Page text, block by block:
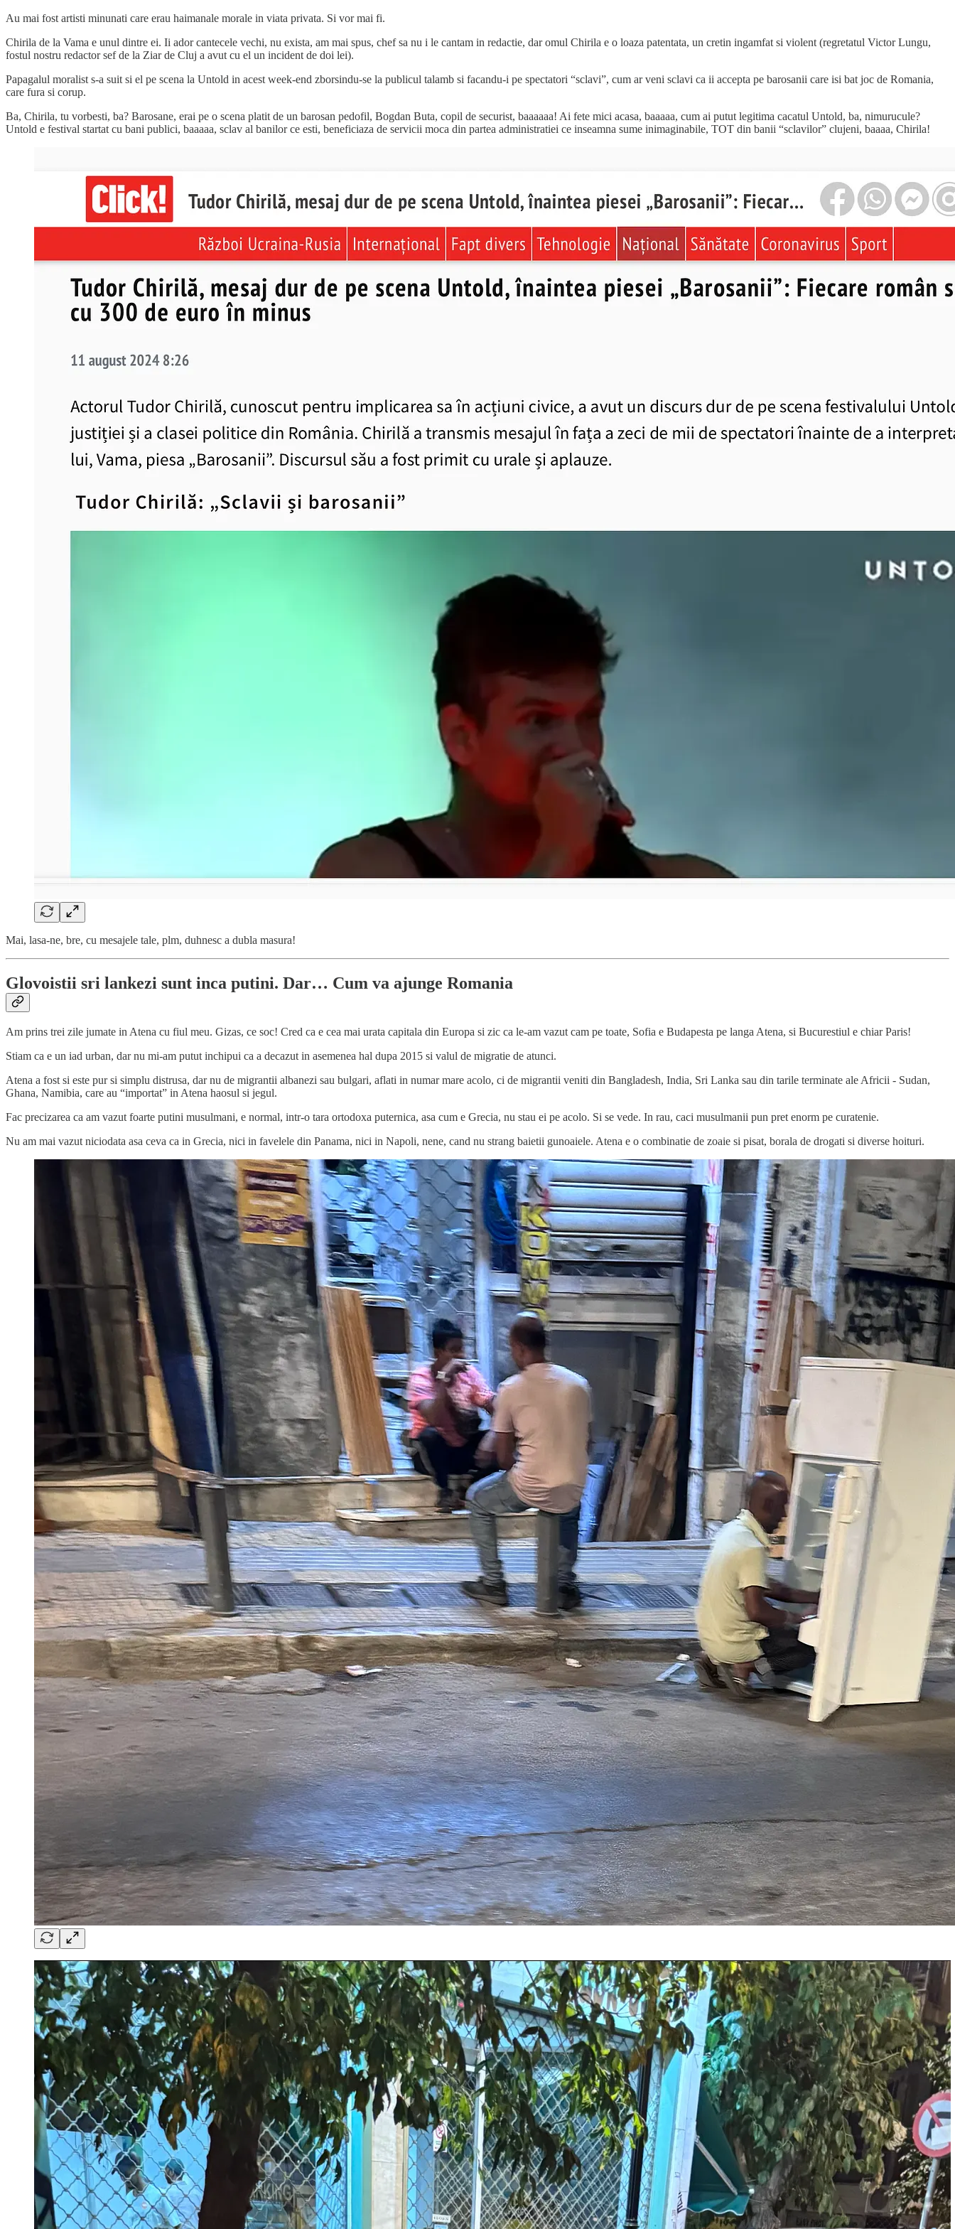
Au mai fost artisti minunati care erau haimanale morale in viata privata. Si vor mai fi.
Chirila de la Vama e unul dintre ei. Ii ador cantecele vechi, nu exista, am mai spus, chef sa nu i le cantam in redactie, dar omul Chirila e o loaza patentata, un cretin ingamfat si violent (regretatul Victor Lungu,
fostul nostru redactor sef de la Ziar de Cluj a avut cu el un incident de doi lei).
Papagalul moralist s-a suit si el pe scena la Untold in acest week-end zborsindu-se la publicul talamb si facandu-i pe spectatori “sclavi”, cum ar veni sclavi ca ii accepta pe barosanii care isi bat joc de Romania,
care fura si corup.
Ba, Chirila, tu vorbesti, ba? Barosane, erai pe o scena platit de un barosan pedofil, Bogdan Buta, copil de securist, baaaaaa! Ai fete mici acasa, baaaaa, cum ai putut legitima cacatul Untold, ba, nimurucule?
Untold e festival startat cu bani publici, baaaaa, sclav al banilor ce esti, beneficiaza de servicii moca din partea administratiei ce inseamna sume inimaginabile, TOT din banii “sclavilor” clujeni, baaaa, Chirila!
Mai, lasa-ne, bre, cu mesajele tale, plm, duhnesc a dubla masura!
Glovoistii sri lankezi sunt inca putini. Dar… Cum va ajunge Romania
Am prins trei zile jumate in Atena cu fiul meu. Gizas, ce soc! Cred ca e cea mai urata capitala din Europa si zic ca le-am vazut cam pe toate, Sofia e Budapesta pe langa Atena, si Bucurestiul e chiar Paris!
Stiam ca e un iad urban, dar nu mi-am putut inchipui ca a decazut in asemenea hal dupa 2015 si valul de migratie de atunci.
Atena a fost si este pur si simplu distrusa, dar nu de migrantii albanezi sau bulgari, aflati in numar mare acolo, ci de migrantii veniti din Bangladesh, India, Sri Lanka sau din tarile terminate ale Africii - Sudan,
Ghana, Namibia, care au “importat” in Atena haosul si jegul.
Fac precizarea ca am vazut foarte putini musulmani, e normal, intr-o tara ortodoxa puternica, asa cum e Grecia, nu stau ei pe acolo. Si se vede. In rau, caci musulmanii pun pret enorm pe curatenie.
Nu am mai vazut niciodata asa ceva ca in Grecia, nici in favelele din Panama, nici in Napoli, nene, cand nu strang baietii gunoaiele. Atena e o combinatie de zoaie si pisat, borala de drogati si diverse hoituri.